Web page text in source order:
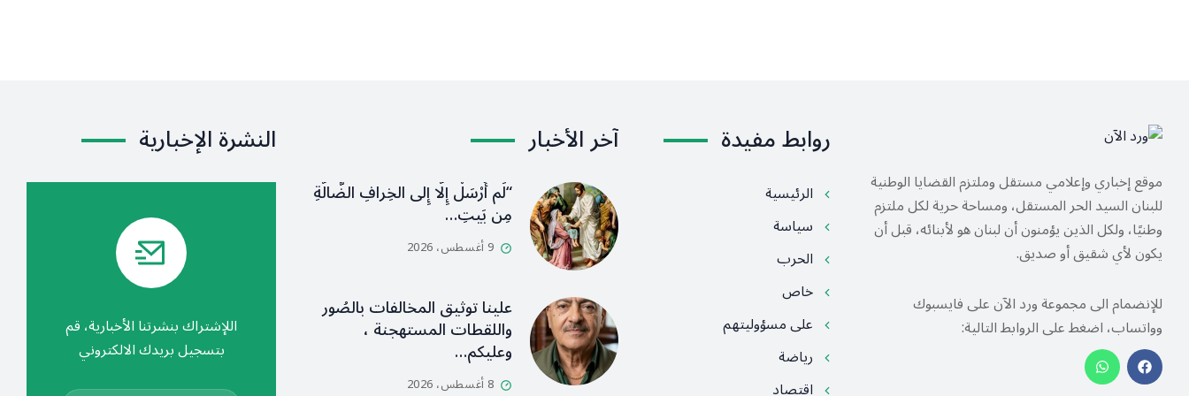
موقع إخباري وإعلامي مستقل وملتزم القضايا الوطنية
للبنان السيد الحر المستقل، ومساحة حرية لكل ملتزم
وطنيًا، ولكل الذين يؤمنون أن لبنان هو لأبنائه، قبل أن
يكون لأي شقيق أو صديق.
للإنضمام الى مجموعة ورد الآن على فايسبوك
وواتساب، اضغط على الروابط التالية:
روابط مفيدة
الرئيسية
سياسة
الحرب
خاص
على مسؤوليتهم
رياضة
اقتصاد
آخر الأخبار
“لَم أُرْسَلْ إِلَّا إِلى الخِرافِ الضَّالَّةِ
مِن بَيتِ…
9 أغسطس، 2026
علينا توثيق المخالفات بالصُور
واللقطات المستهجنة ،
وعليكم…
8 أغسطس، 2026
النشرة الإخبارية
اللإشتراك بنشرتنا الأخبارية، قم
بتسجيل بريدك الالكتروني